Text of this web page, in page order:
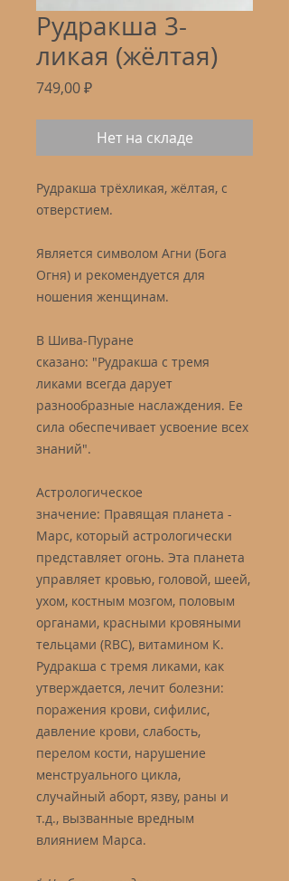
Рудракша 3-
ликая (жёлтая)
749,00 ₽Цена
Нет на складе
Рудракша трёхликая, жёлтая, с
отверстием.
Является символом Агни (Бога
Огня) и рекомендуется для
ношения женщинам.
В Шива-Пуране
сказано: "Рудракша с тремя
ликами всегда дарует
разнообразные наслаждения. Ее
сила обеспечивает усвоение всех
знаний".
Астрологическое
значение: Правящая планета -
Марс, который астрологически
представляет огонь. Эта планета
управляет кровью, головой, шеей,
ухом, костным мозгом, половым
органами, красными кровяными
тельцами (RBC), витамином К.
Рудракша с тремя ликами, как
утверждается, лечит болезни:
поражения крови, сифилис,
давление крови, слабость,
перелом кости, нарушение
менструального цикла,
случайный аборт, язву, раны и
т.д., вызванные вредным
влиянием Марса.